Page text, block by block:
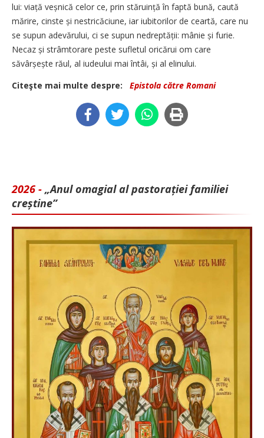
lui: viață veșnică celor ce, prin stăruință în faptă bună, caută
mărire, cinste și nestricăciune, iar iubitorilor de ceartă, care nu
se supun adevărului, ci se supun nedreptății: mânie și furie.
Necaz și strâmtorare peste sufletul oricărui om care
săvârșește răul, al iudeului mai întâi, și al elinului.
Citeşte mai multe despre:
Epistola către Romani
2026 - „Anul omagial al pastorației familiei
creștine”